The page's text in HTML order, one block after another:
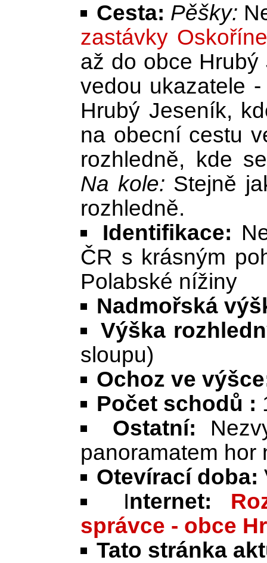
Cesta: Pěšky:
zastávky
až do obce
vedou ukazatele
Hrubý Jeseník,
na obecní cestu
rozhledně, kde
Na kole: Stejně
rozhledně.
Identifikace:
ČR s krásným
Polabské nížiny
Nadmořská
Výška
sloupu)
Ochoz ve
Počet schodů :
Ostatní:
panoramatem hor
Otevírací doba:
Internet:
správce - obce
Tato stránka